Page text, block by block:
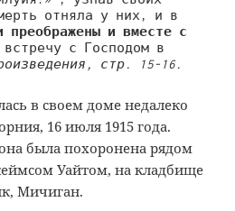
отняла у них, и в
преображены и вместе с
встречу с Господом в
стр. 15-16.
в своем доме недалеко
16 июля 1915 года.
была похоронена рядом
Уайтом, на кладбище
Мичиган.